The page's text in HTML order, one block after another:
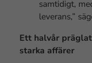
samtidigt,
leverans,”
Ett halvår
starka affärer